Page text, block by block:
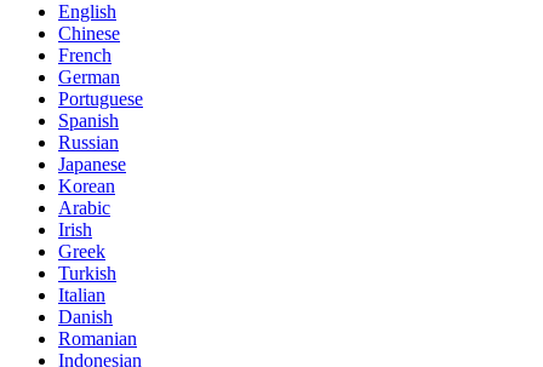
English
Chinese
French
German
Portuguese
Spanish
Russian
Japanese
Korean
Arabic
Irish
Greek
Turkish
Italian
Danish
Romanian
Indonesian